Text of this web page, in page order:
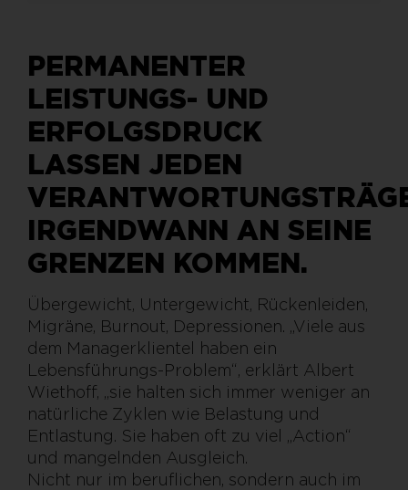
PERMANENTER
LEISTUNGS- UND
ERFOLGSDRUCK
LASSEN JEDEN
IRGENDWANN AN SEINE
GRENZEN KOMMEN.
Übergewicht, Untergewicht, Rückenleiden,
Migräne, Burnout, Depressionen. „Viele aus
dem Managerklientel haben ein
Lebensführungs-Problem“, erklärt Albert
Wiethoff, „sie halten sich immer weniger an
natürliche Zyklen wie Belastung und
Entlastung. Sie haben oft zu viel „Action“
und mangelnden Ausgleich.
Nicht nur im beruflichen, sondern auch im